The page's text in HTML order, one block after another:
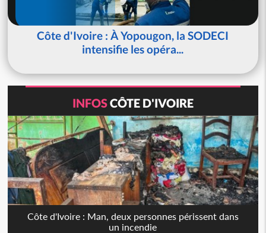
Côte d'Ivoire : À Yopougon, la SODECI
intensifie les opéra...
INFOSCÔTE D'IVOIRE
Côte d'Ivoire : Man, deux personnes périssent dans
un incendie